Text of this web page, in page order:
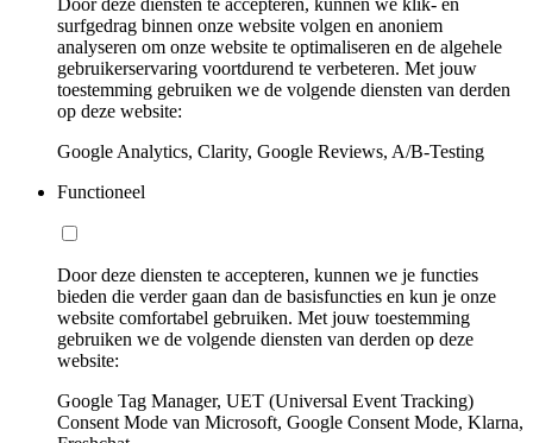
Door deze diensten te accepteren, kunnen we klik- en
surfgedrag binnen onze website volgen en anoniem
analyseren om onze website te optimaliseren en de algehele
gebruikerservaring voortdurend te verbeteren. Met jouw
toestemming gebruiken we de volgende diensten van derden
op deze website:
Google Analytics, Clarity, Google Reviews, A/B-Testing
Functioneel
Door deze diensten te accepteren, kunnen we je functies
bieden die verder gaan dan de basisfuncties en kun je onze
website comfortabel gebruiken. Met jouw toestemming
gebruiken we de volgende diensten van derden op deze
website:
Google Tag Manager, UET (Universal Event Tracking)
Consent Mode van Microsoft, Google Consent Mode, Klarna,